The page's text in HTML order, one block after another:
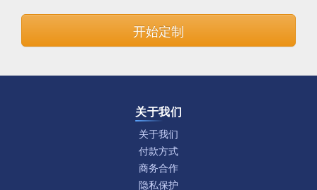
开始定制
关于我们
关于我们
付款方式
商务合作
隐私保护